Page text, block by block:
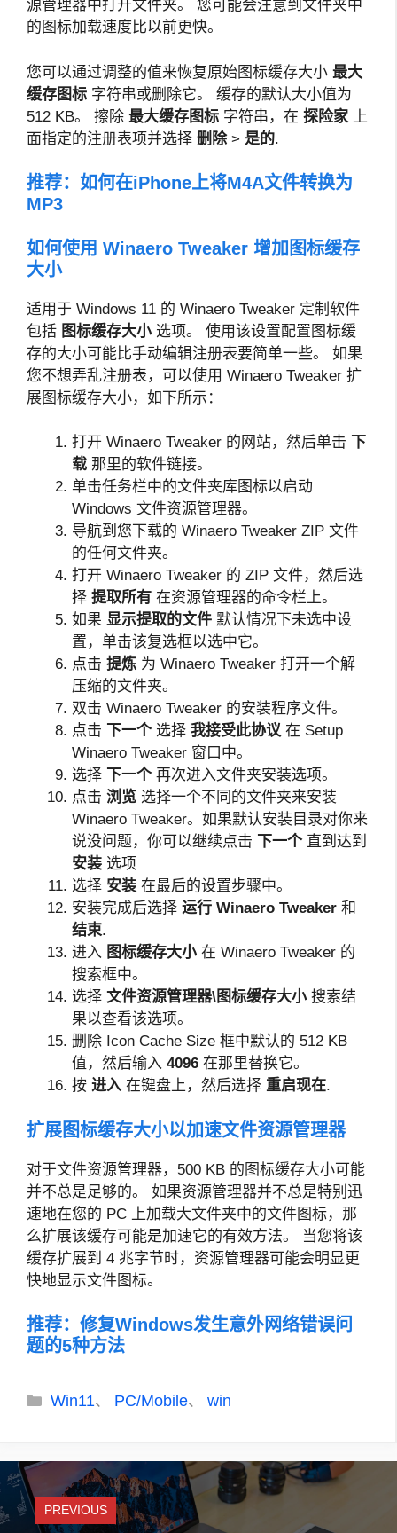
源管理器中打开文件夹。 您可能会注意到文件夹中
的图标加载速度比以前更快。
您可以通过调整的值来恢复原始图标缓存大小 最大
缓存图标 字符串或删除它。 缓存的默认大小值为
512 KB。 擦除 最大缓存图标 字符串，在 探险家 上
面指定的注册表项并选择 删除> 是的.
推荐： 如何在iPhone上将M4A文件转换为
MP3
如何使用 Winaero Tweaker 增加图标缓存
大小
适用于 Windows 11 的 Winaero Tweaker 定制软件
包括 图标缓存大小选项。 使用该设置配置图标缓
存的大小可能比手动编辑注册表要简单一些。 如果
您不想弄乱注册表，可以使用 Winaero Tweaker 扩
展图标缓存大小，如下所示：
打开 Winaero Tweaker 的网站，然后单击 下
载 那里的软件链接。
单击任务栏中的文件夹库图标以启动
Windows 文件资源管理器。
导航到您下载的 Winaero Tweaker ZIP 文件
的任何文件夹。
打开 Winaero Tweaker 的 ZIP 文件，然后选
择 提取所有 在资源管理器的命令栏上。
如果 显示提取的文件 默认情况下未选中设
置，单击该复选框以选中它。
点击 提炼 为 Winaero Tweaker 打开一个解
压缩的文件夹。
双击 Winaero Tweaker 的安装程序文件。
点击 下一个 选择 我接受此协议 在 Setup
Winaero Tweaker 窗口中。
选择 下一个 再次进入文件夹安装选项。
点击 浏览 选择一个不同的文件夹来安装
Winaero Tweaker。如果默认安装目录对你来
说没问题，你可以继续点击 下一个 直到达到
安装 选项
选择 安装 在最后的设置步骤中。
安装完成后选择 运行 Winaero Tweaker 和
结束.
进入 图标缓存大小 在 Winaero Tweaker 的
搜索框中。
选择 文件资源管理器\图标缓存大小搜索结
果以查看该选项。
删除 Icon Cache Size 框中默认的 512 KB
值，然后输入 4096 在那里替换它。
按 进入 在键盘上，然后选择 重启现在.
扩展图标缓存大小以加速文件资源管理器
对于文件资源管理器，500 KB 的图标缓存大小可能
并不总是足够的。 如果资源管理器并不总是特别迅
速地在您的 PC 上加载大文件夹中的文件图标，那
么扩展该缓存可能是加速它的有效方法。 当您将该
缓存扩展到 4 兆字节时，资源管理器可能会明显更
快地显示文件图标。
推荐： 修复Windows发生意外网络错误问
题的5种方法
分
Win11、 PC/Mobile、win
PREVIOUS